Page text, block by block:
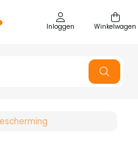
Inloggen Winkelwagen